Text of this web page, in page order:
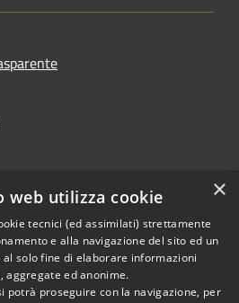
Copyright © 2026 • Comune di
×
web utilizza cookie
tecnici (ed assimilati) strettamente
e alla navigazione del sito ed un
solo fine di elaborare informazioni
aggregate ed anonime.
potrà proseguire con la navigazione, per